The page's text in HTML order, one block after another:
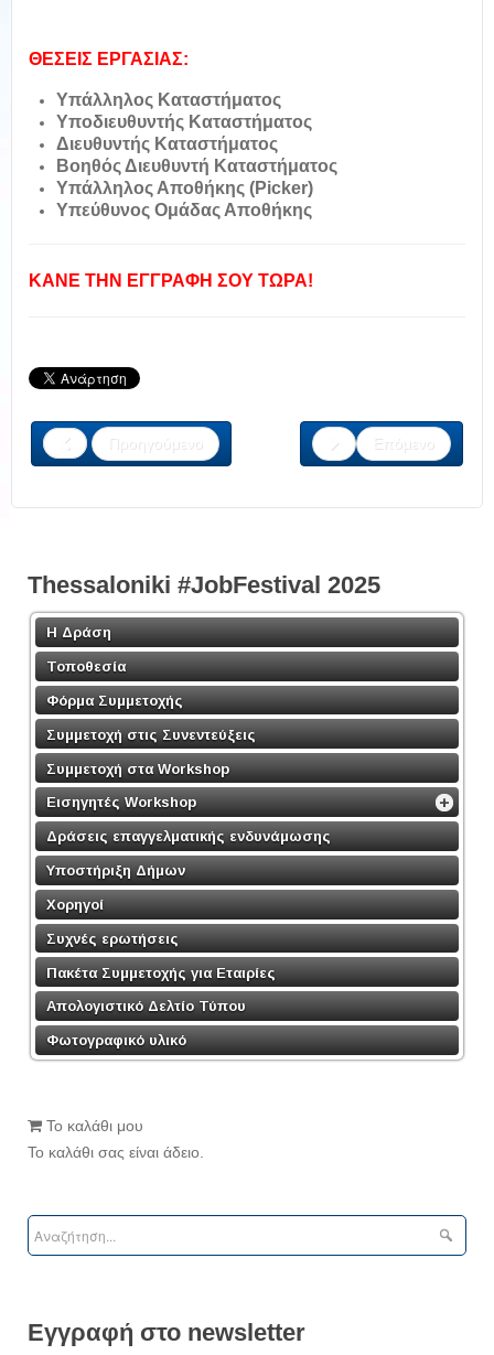
ΘΕΣΕΙΣ ΕΡΓΑΣΙΑΣ:
Υπάλληλος Καταστήματος
Υποδιευθυντής Καταστήματος
Διευθυντής Καταστήματος
Βοηθός Διευθυντή Καταστήματος
Υπάλληλος Αποθήκης (Picker)
Υπεύθυνος Ομάδας Αποθήκης
ΚΑΝΕ ΤΗΝ ΕΓΓΡΑΦΗ ΣΟΥ ΤΩΡΑ!
Προηγούμενο Επόμενο
Thessaloniki #JobFestival 2025
Η Δράση
Τοποθεσία
Φόρμα Συμμετοχής
Συμμετοχή στις Συνεντεύξεις
Συμμετοχή στα Workshop
Εισηγητές Workshop
Δράσεις επαγγελματικής ενδυνάμωσης
Υποστήριξη Δήμων
Χορηγοί
Συχνές ερωτήσεις
Πακέτα Συμμετοχής για Εταιρίες
Απολογιστικό Δελτίο Τύπου
Φωτογραφικό υλικό
Το καλάθι μου
Το καλάθι σας είναι άδειο.
Εγγραφή στο newsletter